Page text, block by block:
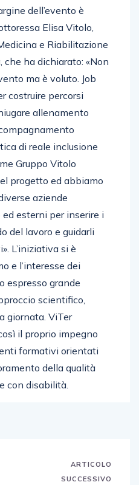
dell’evento è
Elisa Vitolo,
e Riabilitazione
che ha dichiarato: «Non
ma è voluto. Job
costruire percorsi
allenamento
di reale inclusione
Gruppo Vitolo
progetto ed abbiamo
aziende
esterni per inserire i
del lavoro e guidarli
L’iniziativa si è
e l’interesse dei
espresso grande
scientifico,
giornata. ViTer
il proprio impegno
formativi orientati
della qualità
con disabilità.
ARTICOLO
SUCCESSIVO